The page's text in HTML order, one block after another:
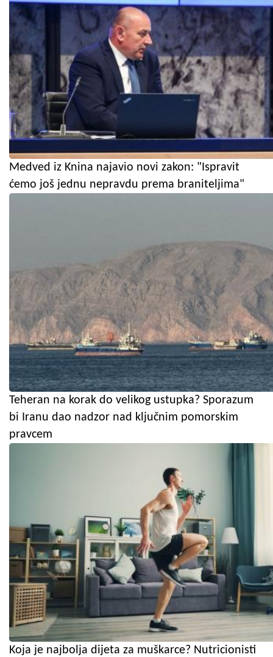
Medved iz Knina najavio novi zakon: "Ispravit
ćemo još jednu nepravdu prema braniteljima"
Teheran na korak do velikog ustupka? Sporazum
bi Iranu dao nadzor nad ključnim pomorskim
pravcem
Koja je najbolja dijeta za muškarce? Nutricionisti